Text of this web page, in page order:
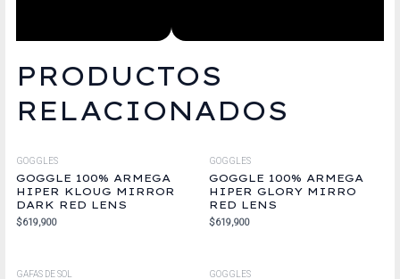
PRODUCTOS
RELACIONADOS
GOGGLES
GOGGLE 100% ARMEGA
HIPER KLOUG MIRROR
DARK RED LENS
$619,900
GOGGLES
GOGGLE 100% ARMEGA
HIPER GLORY MIRRO
RED LENS
$619,900
GAFAS DE SOL GOGGLES